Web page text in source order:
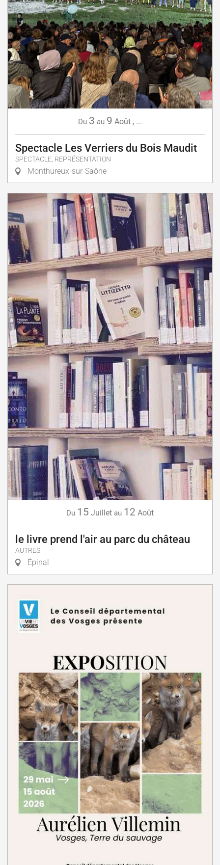
Du 3 au 9 Août , ...
Spectacle Les Verriers du Bois Maudit
SPECTACLE, REPRÉSENTATION
Monthureux-sur-Saône
Du 15 Juillet au 12 Août
le livre prend l'air au parc du château
AUTRES
Épinal